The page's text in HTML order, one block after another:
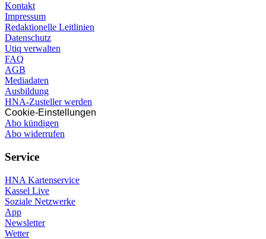
Kontakt
Impressum
Redaktionelle Leitlinien
Datenschutz
Utiq verwalten
FAQ
AGB
Mediadaten
Ausbildung
HNA-Zusteller werden
Cookie-Einstellungen
Abo kündigen
Abo widerrufen
Service
HNA Kartenservice
Kassel Live
Soziale Netzwerke
App
Newsletter
Wetter